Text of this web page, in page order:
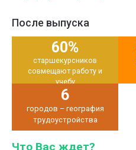
После выпуска
60%
старшекурсников
совмещают работу и
учебу
6
городов – география
трудоустройства
Что Вас ждет?